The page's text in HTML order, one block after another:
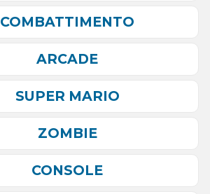
COMBATTIMENTO
ARCADE
SUPER MARIO
ZOMBIE
CONSOLE